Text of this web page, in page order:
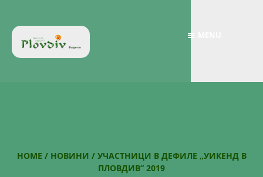
HOME / НОВИНИ / УЧАСТНИЦИ В ДЕФИЛЕ „УИКЕНД В
ПЛОВДИВ“ 2019